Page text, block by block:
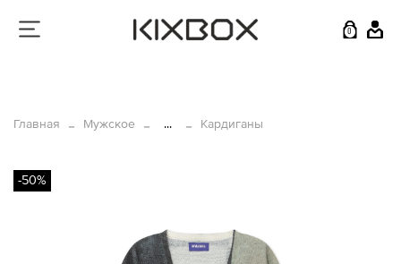
0
Главная Мужское ... Кардиганы
-50%